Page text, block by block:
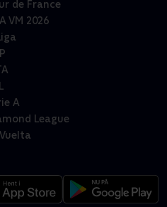
de France
VM 2026
A
League
Vuelta